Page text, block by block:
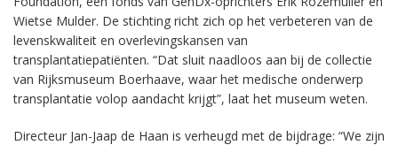
Wietse Mulder. De stichting richt zich op het verbeteren van de
levenskwaliteit en overlevingskansen van
transplantatiepatiënten. “Dat sluit naadloos aan bij de collectie
van Rijksmuseum Boerhaave, waar het medische onderwerp
transplantatie volop aandacht krijgt”, laat het museum weten.
Directeur Jan-Jaap de Haan is verheugd met de bijdrage: “We zijn